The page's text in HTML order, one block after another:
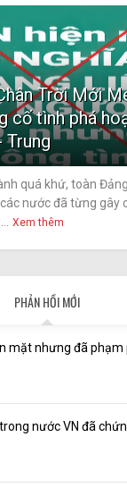
Trời Mới
cố tình phá
Trung
quá khứ, toàn
nước đã từng gây
Xem thêm
PHẢN HỒI MỚI
mặt nhưng đã phạm
nước VN đã